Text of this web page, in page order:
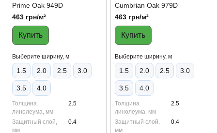
Prime Oak 949D
463 грн/м²
Купить
Выберите ширину, м
1.5 2.0 2.5 3.0
3.5 4.0
Толщина
линолеума, мм
2.5
Защитный слой,
мм
0.4
Cumbrian Oak 979D
463 грн/м²
Купить
Выберите ширину, м
1.5 2.0 2.5 3.0
3.5 4.0
Толщина
линолеума, мм
2.5
Защитный слой,
мм
0.4